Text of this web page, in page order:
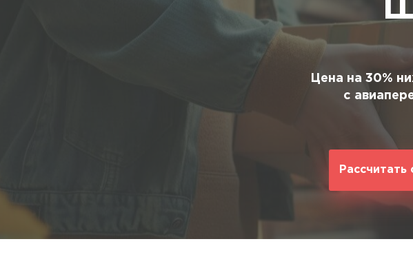
декларирование
Страхование
Помощь
Цена на 30%
с